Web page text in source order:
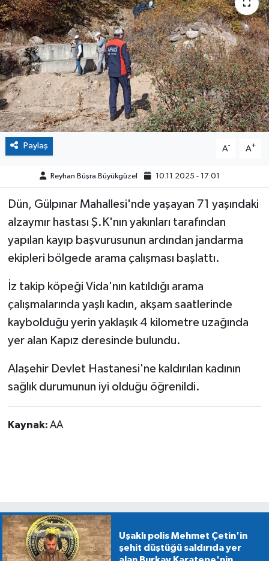
Paylaş A- A+
Reyhan Büşra Büyükgüzel 10.11.2025 - 17:01
Dün, Gülpınar Mahallesi'nde yaşayan 71 yaşındaki
alzaymır hastası Ş.K'nın yakınları tarafından
yapılan kayıp başvurusunun ardından jandarma
ekipleri bölgede arama çalışması başlattı.
İz takip köpeği Vida'nın katıldığı arama
çalışmalarında yaşlı kadın, akşam saatlerinde
kaybolduğu yerin yaklaşık 4 kilometre uzağında
yer alan Kapız deresinde bulundu.
Alaşehir Devlet Hastanesi'ne kaldırılan kadının
sağlık durumunun iyi olduğu öğrenildi.
Kaynak: AA
Uşaklı polis Mehmet Çetin'in
şehit düştüğü saldırıda yer